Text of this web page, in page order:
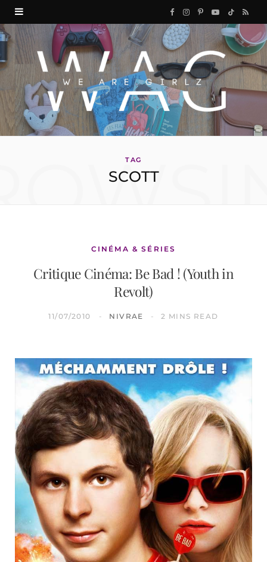
F
a
c
e
b
o
I
n
s
a
P
n
e
Y
o
u
u
T
i
k
R
S
TAG
SCOTT
CINÉMA & SÉRIES
Critique Cinéma: Be Bad ! (Youth in
Revolt)
11/07/2010 NIVRAE 2 MINS READ